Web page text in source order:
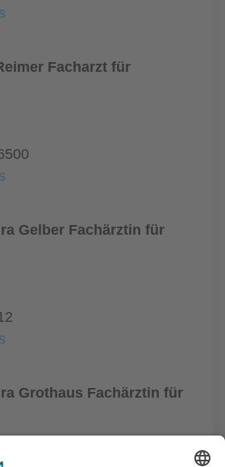
Facharzt für
Gelber Fachärztin für
Grothaus Fachärztin für